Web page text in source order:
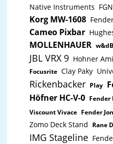
Native Instruments
Korg MW-1608
Cameo Pixbar
MOLLENHAUER
JBL VRX 9 Hohner
Focusrite Clay Paky
Rickenbacker Play
Höfner HC-V-0
Viscount Vivace Fender
Zomo Deck Stand Rane
IMG Stageline